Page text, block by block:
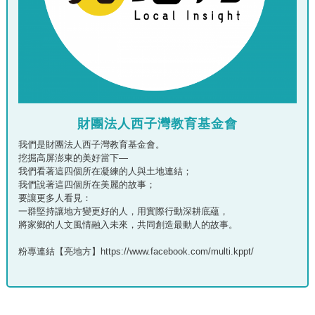
財團法人西子灣教育基金會
我們是財團法人西子灣教育基金會。
挖掘高屏澎東的美好當下—
我們看著這四個所在凝練的人與土地連結；
我們說著這四個所在美麗的故事；
要讓更多人看見：
一群堅持讓地方變更好的人，用實際行動深耕底蘊，
將家鄉的人文風情融入未來，共同創造最動人的故事。
粉專連結【亮地方】https://www.facebook.com/multi.kppt/